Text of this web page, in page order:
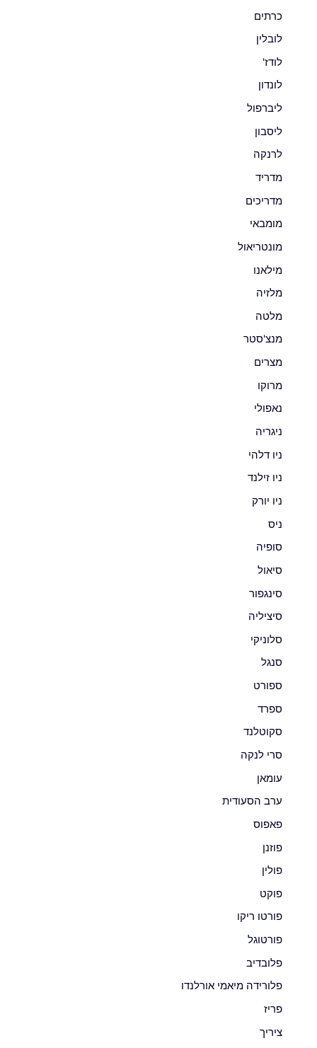
כרתים
לובלין
לודז'
לונדון
ליברפול
ליסבון
לרנקה
מדריד
מדריכים
מומבאי
מונטריאול
מילאנו
מלזיה
מלטה
מנצ'סטר
מצרים
מרוקו
נאפולי
ניגריה
ניו דלהי
ניו זילנד
ניו יורק
ניס
סופיה
סיאול
סינגפור
סיציליה
סלוניקי
סנגל
ספורט
ספרד
סקוטלנד
סרי לנקה
עומאן
ערב הסעודית
פאפוס
פוזנן
פולין
פוקט
פורטו ריקו
פורטוגל
פלובדיב
פלורידה מיאמי אורלנדו
פריז
ציריך